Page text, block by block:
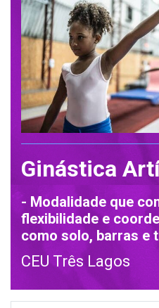
Ginástica
- Modalidade que
flexibilidade e
como solo, barras e
CEU Três Lagos